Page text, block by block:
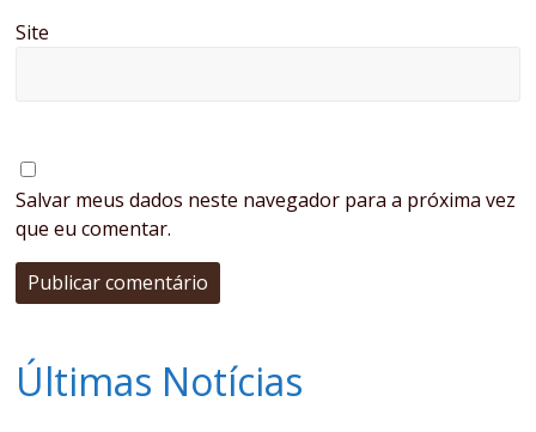
Site
Salvar meus dados neste navegador para a próxima vez
que eu comentar.
Últimas Notícias